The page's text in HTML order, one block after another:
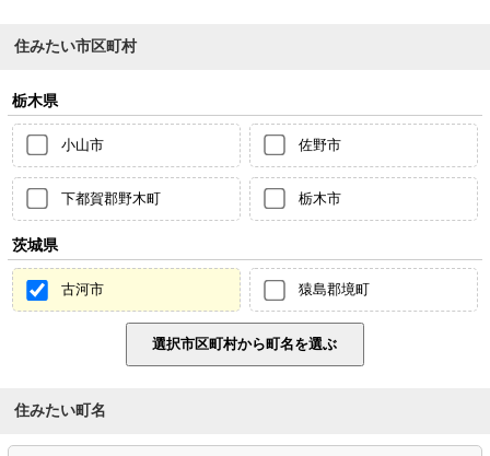
住みたい市区町村
栃木県
小山市 佐野市
下都賀郡野木町 栃木市
茨城県
古河市 猿島郡境町
住みたい町名